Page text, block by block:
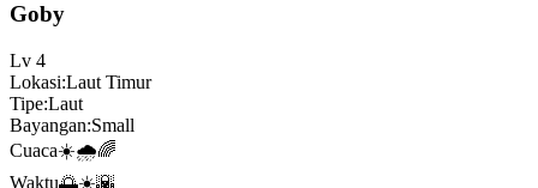
Goby
Lv 4
Lokasi:Laut Timur
Tipe:Laut
Bayangan:Small
Cuaca☀️🌧️🌈
Waktu🌅☀️🌇